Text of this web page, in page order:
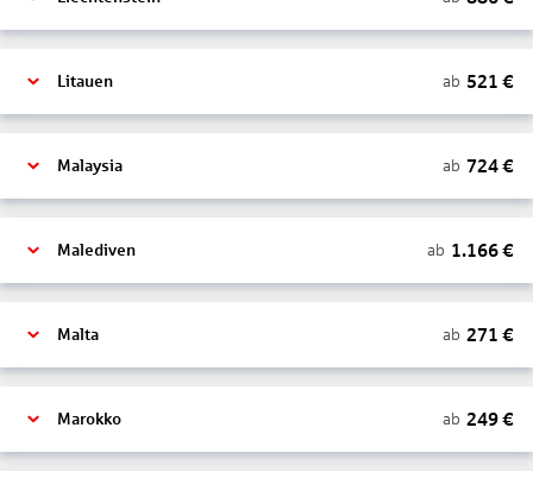
Litauen ab 521 €
Malaysia ab 724€
Malediven ab 1.166€
Malta ab 271 €
Marokko ab 249€